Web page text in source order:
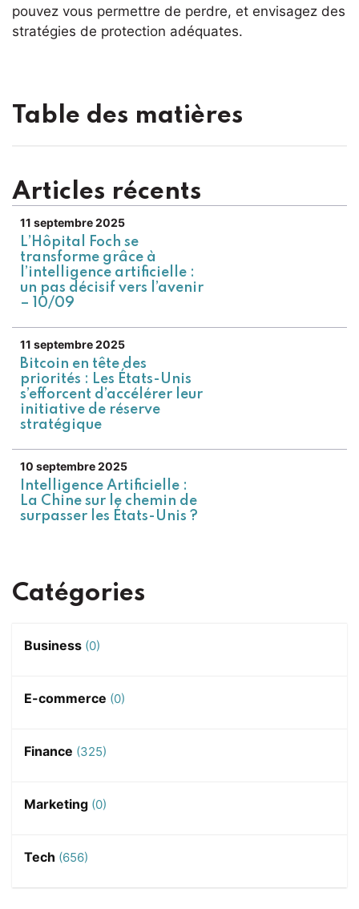
pouvez vous permettre de perdre, et envisagez des
stratégies de protection adéquates.
Table des matières
Articles récents
11 septembre 2025
L’Hôpital Foch se
transforme grâce à
l’intelligence artificielle :
un pas décisif vers l’avenir
– 10/09
11 septembre 2025
Bitcoin en tête des
priorités : Les États-Unis
s’efforcent d’accélérer leur
initiative de réserve
stratégique
10 septembre 2025
Intelligence Artificielle :
La Chine sur le chemin de
surpasser les États-Unis ?
Catégories
Business (0)
E-commerce (0)
Finance (325)
Marketing (0)
Tech (656)